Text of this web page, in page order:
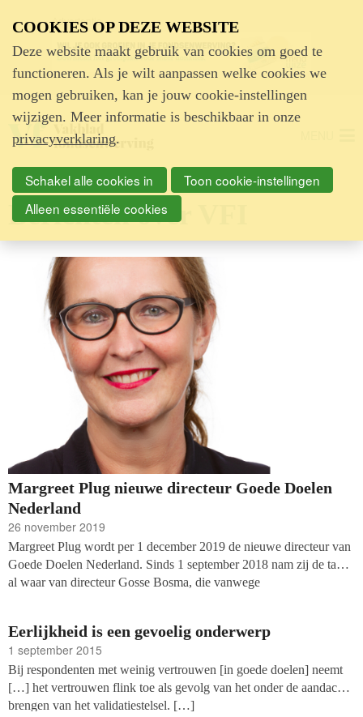
Advertentie
Berichten over VFI
Margreet Plug nieuwe directeur Goede Doelen
Nederland
26 november 2019
Margreet Plug wordt per 1 december 2019 de nieuwe directeur van
Goede Doelen Nederland. Sinds 1 september 2018 nam zij de taken
al waar van directeur Gosse Bosma, die vanwege
Eerlijkheid is een gevoelig onderwerp
1 september 2015
Bij respondenten met weinig vertrouwen [in goede doelen] neemt
[…] het vertrouwen flink toe als gevolg van het onder de aandacht
brengen van het validatiestelsel. […]
COOKIES OP DEZE WEBSITE
Deze website maakt gebruik van cookies om goed te
functioneren. Als je wilt aanpassen welke cookies we
mogen gebruiken, kan je jouw cookie-instellingen
wijzigen. Meer informatie is beschikbaar in onze
privacyverklaring.
Schakel alle cookies in
Toon cookie-instellingen
Alleen essentiële cookies